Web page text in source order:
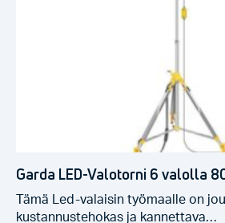
Garda LED-Valotorni 6 valolla
Tämä Led-valaisin työmaalle on
kustannustehokas ja kannettava…